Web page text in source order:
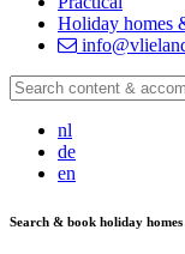
Holiday homes
nl
de
en
Search & book holiday